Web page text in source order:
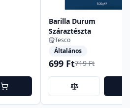
Barilla Durum
Száraztészta
Tesco
Általános
699 Ft719 Ft